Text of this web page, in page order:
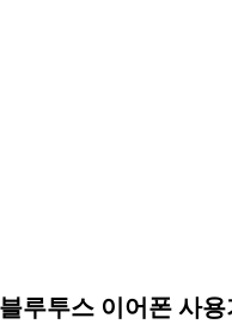
루투스 이어폰 사용